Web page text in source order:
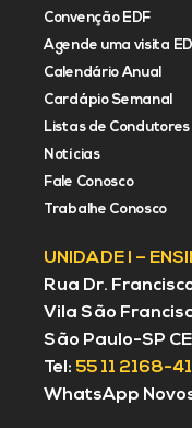
Convenção EDF
Agende uma visita
Calendário Anual
Cardápio Semanal
Listas de Condutores
Notícias
Fale Conosco
Trabalhe Conosco
UNIDADE I –
Rua Dr.
Vila São
São Paulo-SP
Tel: 55 11 2168-
WhatsApp